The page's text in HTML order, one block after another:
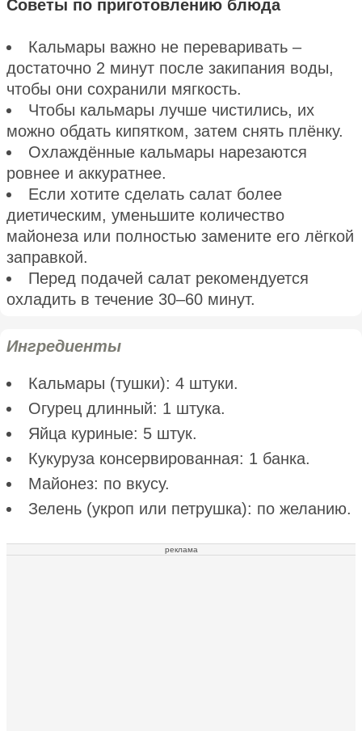
Советы по приготовлению блюда
Кальмары важно не переваривать –
достаточно 2 минут после закипания воды,
чтобы они сохранили мягкость.
Чтобы кальмары лучше чистились, их
можно обдать кипятком, затем снять плёнку.
Охлаждённые кальмары нарезаются
ровнее и аккуратнее.
Если хотите сделать салат более
диетическим, уменьшите количество
майонеза или полностью замените его лёгкой
заправкой.
Перед подачей салат рекомендуется
охладить в течение 30–60 минут.
Ингредиенты
Кальмары (тушки): 4 штуки.
Огурец длинный: 1 штука.
Яйца куриные: 5 штук.
Кукуруза консервированная: 1 банка.
Майонез: по вкусу.
Зелень (укроп или петрушка): по желанию.
реклама